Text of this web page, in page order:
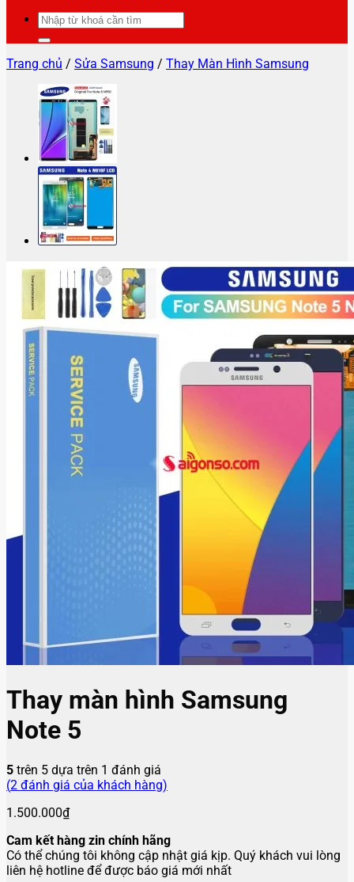
Tìm
kiếm:
Trang chủ / Sửa Samsung / Thay Màn Hình Samsung
Thay màn hình Samsung
Note 5
5 trên 5 dựa trên 1 đánh giá
(2 đánh giá của khách hàng)
1.500.000₫
Cam kết hàng zin chính hãng
Có thể chúng tôi không cập nhật giá kịp. Quý khách vui lòng
liên hệ hotline để được báo giá mới nhất